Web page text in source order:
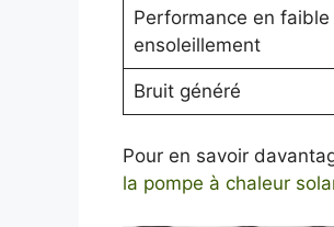
Performance en faible
ensoleillement
Bruit généré
Pour en savoir
la pompe à chaleur